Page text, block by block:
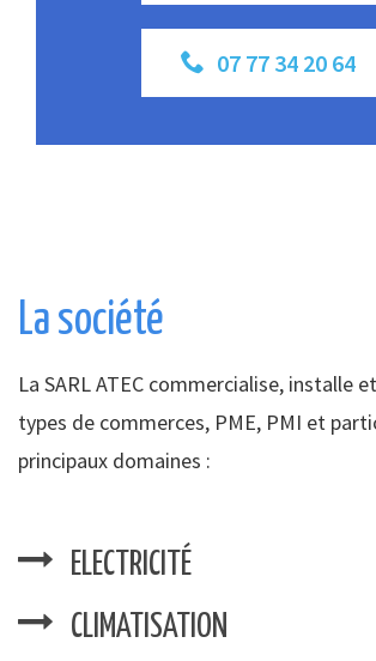
07 77 34 20 64
La société
La SARL ATEC commercialise, installe
types de commerces, PME, PMI et
principaux domaines :
ELECTRICITÉ
CLIMATISATION